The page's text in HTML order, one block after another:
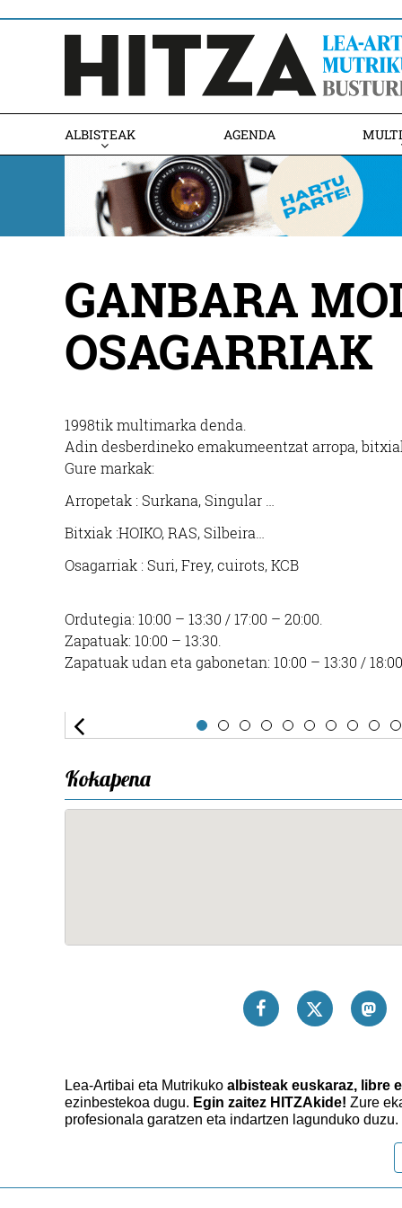
ALBISTEAK AGENDA
GANBARA
OSAGARRIAK
1998tik multimarka denda.
Adin desberdineko emakumeentzat arropa,
Gure markak:
Arropetak : Surkana, Singular …
Bitxiak :HOIKO, RAS, Silbeira…
Osagarriak : Suri, Frey, cuirots, KCB
Ordutegia: 10:00 – 13:30 / 17:00 – 20:00.
Zapatuak: 10:00 – 13:30.
Zapatuak udan eta gabonetan: 10:00 – 13:30 /
Kokapena
Lea-Artibai eta Mutrikuko albisteak euskaraz, libre
ezinbestekoa dugu. Egin zaitez HITZAkide! Zure
profesionala garatzen eta indartzen lagunduko duzu.